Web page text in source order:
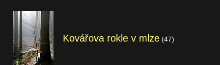
Kovářova rokle v mlze (47)